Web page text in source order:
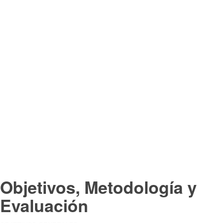
Objetivos, Metodología y
Evaluación